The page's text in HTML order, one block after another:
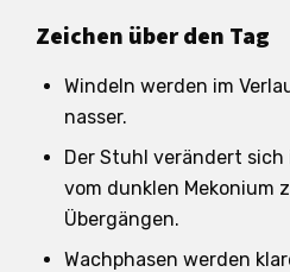
Zeichen über den Tag
Windeln werden im
nasser.
Der Stuhl verändert sich
vom dunklen Mekonium
Übergängen.
Wachphasen werden